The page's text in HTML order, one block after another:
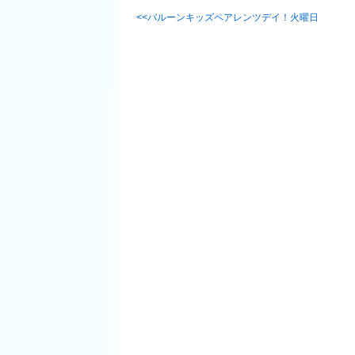
バルーンキッズペアレンツデイ！火曜日